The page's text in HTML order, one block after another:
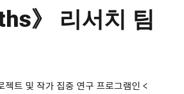
》 리서치 팀
젝트 및 작가 집중 연구 프로그램인 <